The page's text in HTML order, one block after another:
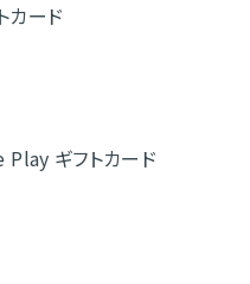
カード
ギフトカード